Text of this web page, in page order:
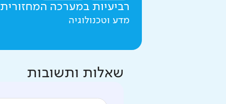
רביעיות במערכה המחזורית
מדע וטכנולוגיה
שאלות ותשובות